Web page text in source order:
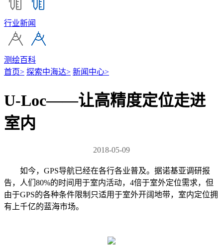
行业新闻
测绘百科
首页> 探索中海达> 新闻中心>
U-Loc——让高精度定位走进
室内
2018-05-09
如今，GPS导航已经在各行各业普及。据诺基亚调研报
告，人们80%的时间用于室内活动，4倍于室外定位需求，但
由于GPS的各种条件限制只适用于室外开阔地带，室内定位拥
有上千亿的蓝海市场。